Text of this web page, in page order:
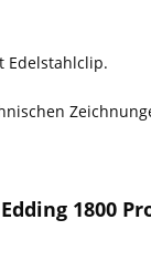
Edelstahlclip.
1800